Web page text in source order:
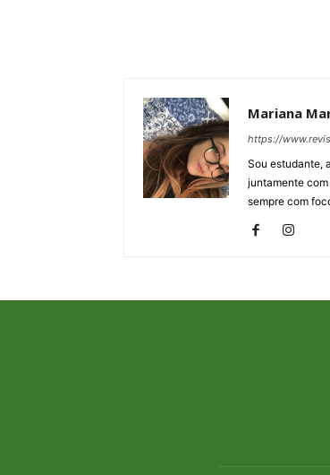
Mariana
https://
Sou estudante,
juntamente com
sempre com